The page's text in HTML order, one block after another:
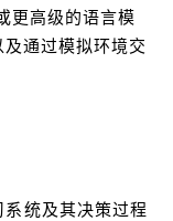
更高级的语言模
通过模拟环境交
统及其决策过程